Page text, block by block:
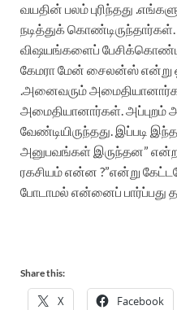
வயதின் பலம் புரிந்தது
நடித்துக்
விஷயங்களைப்
கேமரா மேன் சைலன்ஸ் என்று
.அனைவரும்
அமைதியானார்கள். அப்புறம்
வேண்டியிருந்தது. இப்படி
அனுபவங்கள் இருந்தன”
ரகசியம் என்ன ?”என்று
போடாமல் என்னைப் பார்ப்பது
Share this:
X Facebook